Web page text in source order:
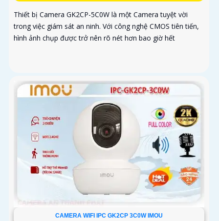
Thiết bị Camera GK2CP-5C0W là một Camera tuyệt vời
trong việc giám sát an ninh. Với công nghệ CMOS tiên tiến,
hình ảnh chụp được trở nên rõ nét hơn bao giờ hết
CAMERA WIFI IPC GK2CP 3C0W IMOU